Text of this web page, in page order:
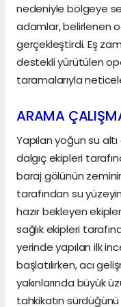
nedeniyle bölgeye
adamlar, belirlenen
gerçekleştirdi. Eş
destekli yürütülen
taramalarıyla
ARAMA
Yapılan yoğun su
dalgıç ekipleri
baraj gölünün
tarafından su
hazır bekleyen
sağlık ekipleri
yerinde yapılan ilk
başlatılırken, acı
yakınlarında büyük
tahkikatın sürdüğünü